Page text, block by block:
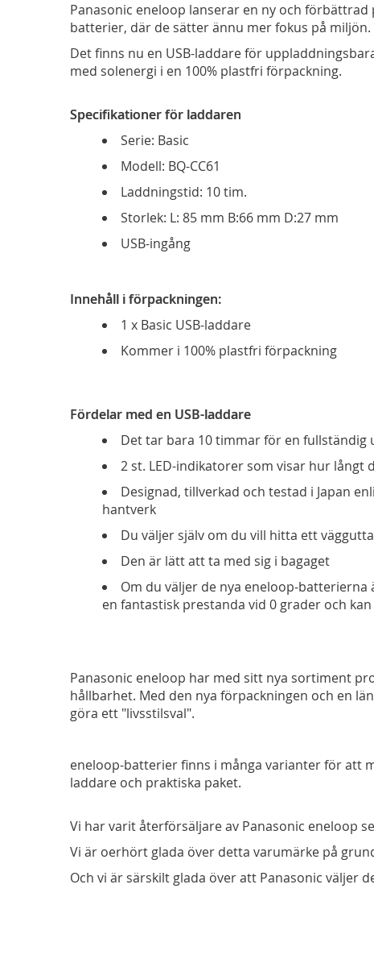
Panasonic eneloop lanserar en ny och
batterier, där de sätter ännu mer fokus på miljön.
Det finns nu en USB-laddare för
med solenergi i en 100% plastfri förpackning.
Specifikationer för laddaren
Serie: Basic
Modell: BQ-CC61
Laddningstid: 10 tim.
Storlek: L: 85 mm B:66 mm D:27 mm
USB-ingång
Innehåll i förpackningen:
1 x Basic USB-laddare
Kommer i 100% plastfri förpackning
Fördelar med en USB-laddare
Det tar bara 10 timmar för en fullständig
2 st. LED-indikatorer som visar hur långt
Designad, tillverkad och testad i Japan
hantverk
Du väljer själv om du vill hitta ett
Den är lätt att ta med sig i bagaget
Om du väljer de nya eneloop-
en fantastisk prestanda vid 0 grader och
Panasonic eneloop har med sitt nya sortiment
hållbarhet. Med den nya förpackningen och en
göra ett "livsstilsval".
eneloop-batterier finns i många varianter för att
laddare och praktiska paket.
Vi har varit återförsäljare av Panasonic eneloop
Vi är oerhört glada över detta varumärke på
Och vi är särskilt glada över att Panasonic väljer